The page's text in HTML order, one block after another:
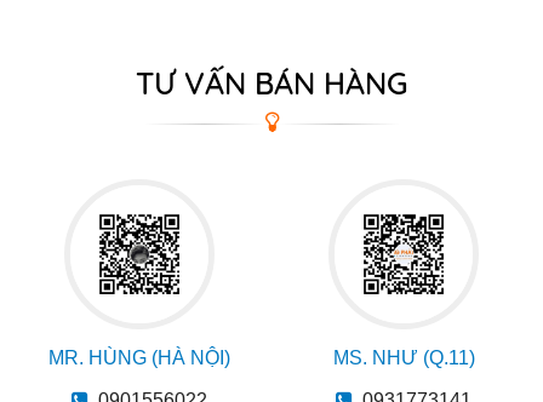
TƯ VẤN BÁN HÀNG
MR. HÙNG (HÀ NỘI) MS. NHƯ (Q.11)